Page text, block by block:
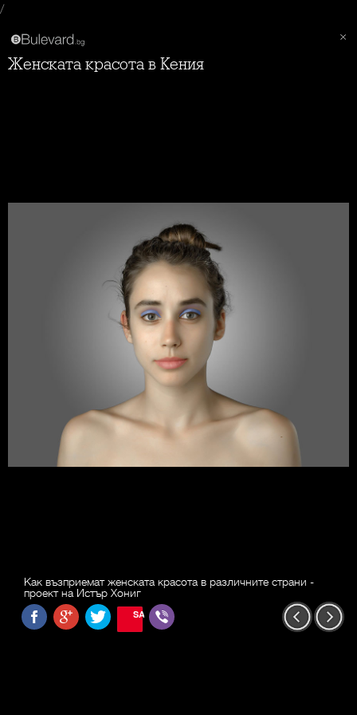
/
Женската красота в Кения
Как възприемат женската красота в различните страни -
проект на Истър Хониг
SAVE